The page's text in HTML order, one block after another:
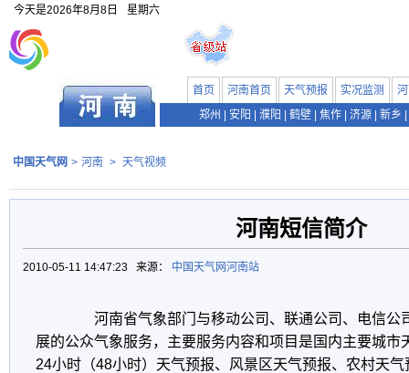
今天是2026年8月8日 星期六
首页 河南首页 天气预报 实况监测
郑州
安阳 濮阳 鹤壁 焦作 济源 新乡
中国天气网 > 河南 > 天气视频
河南短信简介
2010-05-11 14:47:23 来源： 中国天气网河南站
河南省气象部门与移动公司、联通公司、电信公
展的公众气象服务，主要服务内容和项目是国内主要城市
24小时（48小时）天气预报、风景区天气预报、农村天